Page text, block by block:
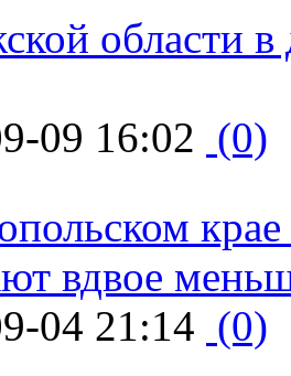
области в
09 16:02 (0)
вдвое
04 21:14 (0)